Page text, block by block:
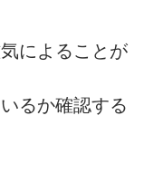
によることが
るか確認する